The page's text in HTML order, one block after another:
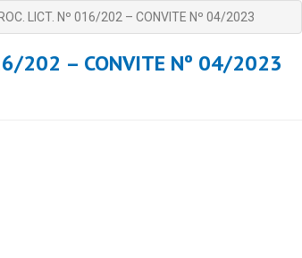
LICT. Nº 016/202 – CONVITE Nº 04/2023
202 – CONVITE Nº 04/2023